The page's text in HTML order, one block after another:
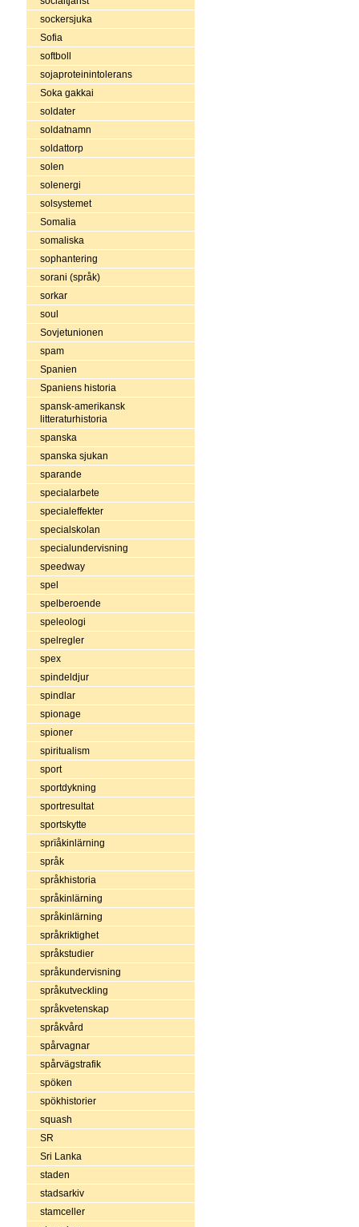
sockersjuka
Sofia
softboll
sojaproteinintolerans
Soka gakkai
soldater
soldatnamn
soldattorp
solen
solenergi
solsystemet
Somalia
somaliska
sophantering
sorani (språk)
sorkar
soul
Sovjetunionen
spam
Spanien
Spaniens historia
spansk-amerikansk
litteraturhistoria
spanska
spanska sjukan
sparande
specialarbete
specialeffekter
specialskolan
specialundervisning
speedway
spel
spelberoende
speleologi
spelregler
spex
spindeldjur
spindlar
spionage
spioner
spiritualism
sport
sportdykning
sportresultat
sportskytte
sprïåkinlärning
språk
språkhistoria
språkinlärning
språkinlärning
språkriktighet
språkstudier
språkundervisning
språkutveckling
språkvetenskap
språkvård
spårvagnar
spårvägstrafik
spöken
spökhistorier
squash
SR
Sri Lanka
staden
stadsarkiv
stamceller